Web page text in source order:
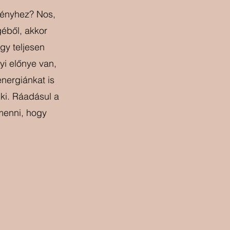
Nos,
akkor
teljesen
előnye van,
is
Ráadásul a
hogy